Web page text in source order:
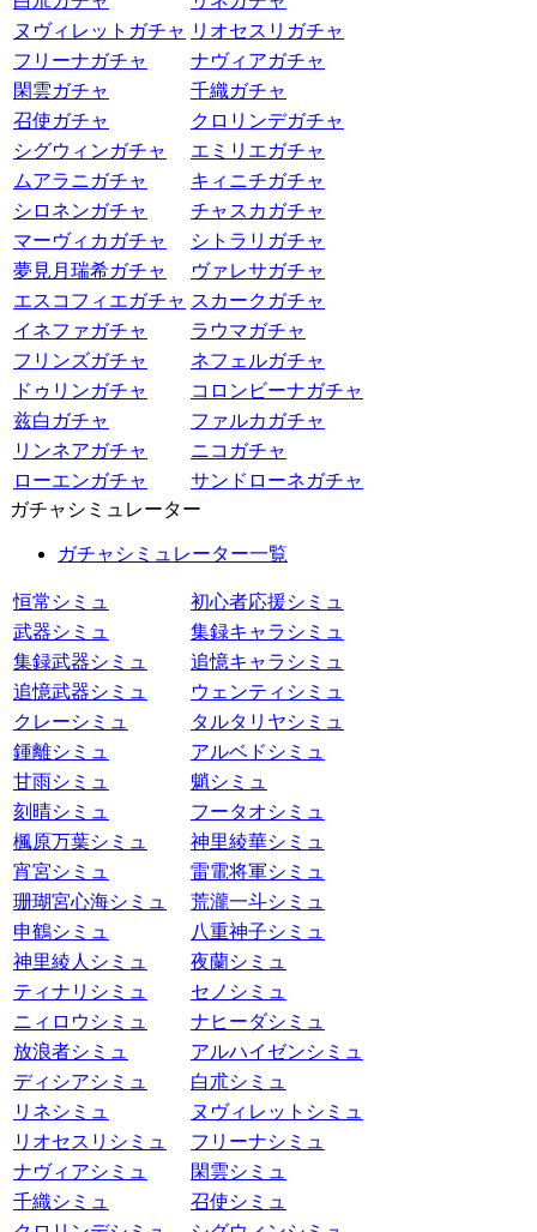
ヌヴィレットガチャ リオセスリガチャ
フリーナガチャ
ナヴィアガチャ
閑雲ガチャ
千織ガチャ
召使ガチャ
クロリンデガチャ
シグウィンガチャ
エミリエガチャ
ムアラニガチャ
キィニチガチャ
シロネンガチャ
チャスカガチャ
マーヴィカガチャ
シトラリガチャ
夢見月瑞希ガチャ
ヴァレサガチャ
エスコフィエガチャ スカークガチャ
イネファガチャ
ラウマガチャ
フリンズガチャ
ネフェルガチャ
ドゥリンガチャ
コロンビーナガチャ
兹白ガチャ
ファルカガチャ
リンネアガチャ
ニコガチャ
ローエンガチャ
サンドローネガチャ
ガチャシミュレーター
ガチャシミュレーター一覧
恒常シミュ
初心者応援シミュ
武器シミュ
集録キャラシミュ
集録武器シミュ
追憶キャラシミュ
追憶武器シミュ
ウェンティシミュ
クレーシミュ
タルタリヤシミュ
鍾離シミュ
アルベドシミュ
甘雨シミュ
魈シミュ
刻晴シミュ
フータオシミュ
楓原万葉シミュ
神里綾華シミュ
宵宮シミュ
雷電将軍シミュ
珊瑚宮心海シミュ
荒瀧一斗シミュ
申鶴シミュ
八重神子シミュ
神里綾人シミュ
夜蘭シミュ
ティナリシミュ
セノシミュ
ニィロウシミュ
ナヒーダシミュ
放浪者シミュ
アルハイゼンシミュ
ディシアシミュ
白朮シミュ
リネシミュ
ヌヴィレットシミュ
リオセスリシミュ
フリーナシミュ
ナヴィアシミュ
閑雲シミュ
千織シミュ
召使シミュ